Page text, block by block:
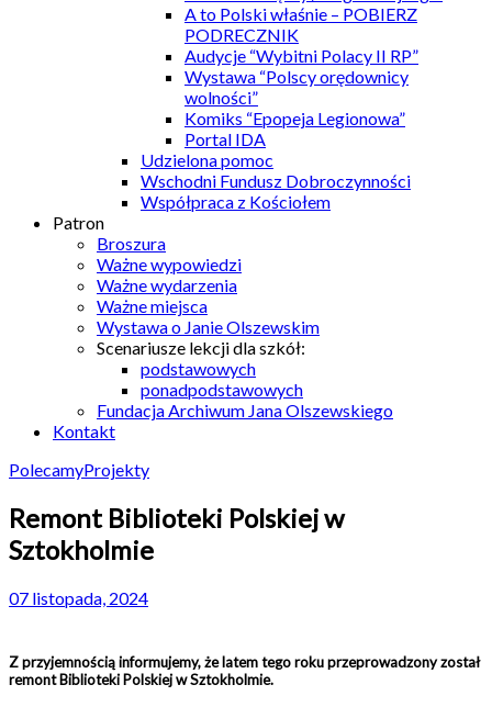
A to Polski właśnie – POBIERZ
PODRECZNIK
Audycje “Wybitni Polacy II RP”
Wystawa “Polscy orędownicy
wolności”
Komiks “Epopeja Legionowa”
Portal IDA
Udzielona pomoc
Wschodni Fundusz Dobroczynności
Współpraca z Kościołem
Patron
Broszura
Ważne wypowiedzi
Ważne wydarzenia
Ważne miejsca
Wystawa o Janie Olszewskim
Scenariusze lekcji dla szkół:
podstawowych
ponadpodstawowych
Fundacja Archiwum Jana Olszewskiego
Kontakt
PolecamyProjekty
Remont Biblioteki Polskiej w
Sztokholmie
07 listopada, 2024
Z przyjemnością informujemy, że latem tego roku przeprowadzony został
remont Biblioteki Polskiej w Sztokholmie.